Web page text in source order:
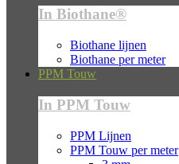
In Biothane®
Biothane lijnen
Biothane per meter
PPM Touw
In PPM Touw
PPM Lijnen
PPM Touw per meter